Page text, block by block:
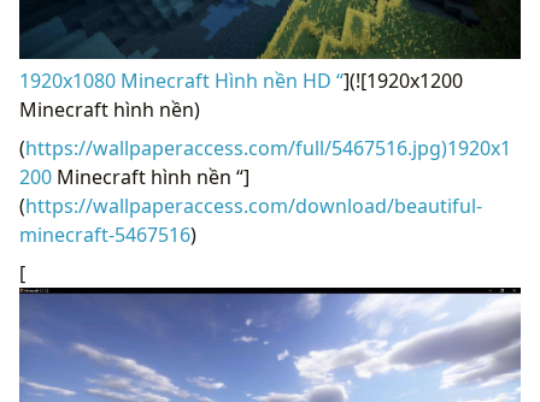
1920x1080 Minecraft Hình nền HD “](![1920x1200
Minecraft hình nền)
(https://wallpaperaccess.com/full/5467516.jpg)1920x1
200 Minecraft hình nền “]
(https://wallpaperaccess.com/download/beautiful-
minecraft-5467516)
[